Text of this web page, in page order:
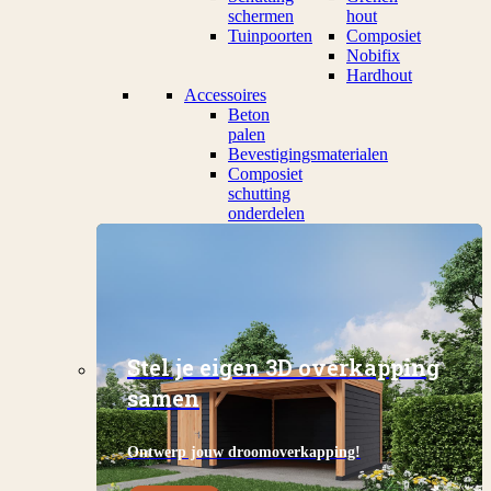
schermen
Tuinpoorten
hout
Composiet
Nobifix
Hardhout
Accessoires
Beton
palen
Bevestigingsmaterialen
Composiet
schutting
onderdelen
Stel je eigen 3D overkapping
samen
Ontwerp jouw droomoverkapping!